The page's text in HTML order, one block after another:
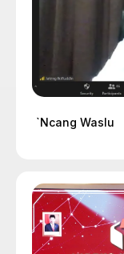
`Ncang Waslu